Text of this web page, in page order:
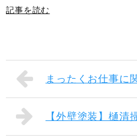
記事を読む
まったくお仕事に
【外壁塗装】樋清